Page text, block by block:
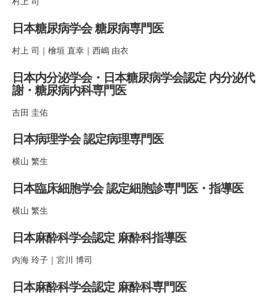
日本糖尿病学会 糖尿病専門医
村上 司｜檜垣 直幸｜西嶋 由衣
日本内分泌学会・日本糖尿病学会認定 内分泌代
謝・糖尿病内科専門医
吉田 圭佑
日本病理学会 認定病理専門医
横山 繁生
日本臨床細胞学会 認定細胞診専門医・指導医
横山 繁生
日本麻酔科学会認定 麻酔科指導医
内海 玲子｜宮川 博司
日本麻酔科学会認定 麻酔科専門医